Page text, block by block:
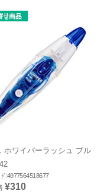
ホワイパーラッシュ ブル
:4977564518677
¥310